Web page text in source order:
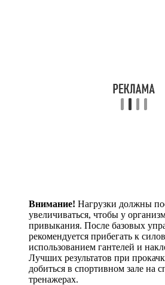
Внимание! Нагрузки должны
увеличиваться, чтобы у
привыкания. После базовых
рекомендуется прибегать к
использованием гантелей и
Лучших результатов при
добиться в спортивном зале на
тренажерах.